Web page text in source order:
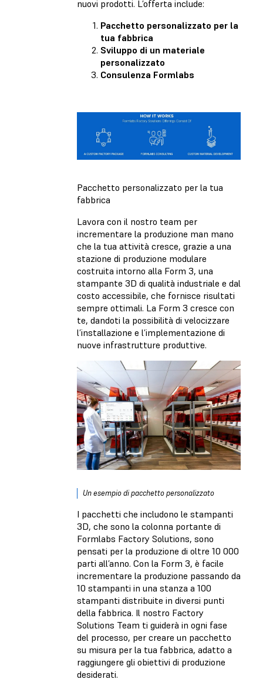
nuovi prodotti. L’offerta include:
Pacchetto personalizzato per la
tua fabbrica
Sviluppo di un materiale
personalizzato
Consulenza Formlabs
Pacchetto personalizzato per la tua
fabbrica
Lavora con il nostro team per
incrementare la produzione man mano
che la tua attività cresce, grazie a una
stazione di produzione modulare
costruita intorno alla Form 3, una
stampante 3D di qualità industriale e dal
costo accessibile, che fornisce risultati
sempre ottimali. La Form 3 cresce con
te, dandoti la possibilità di velocizzare
l’installazione e l’implementazione di
nuove infrastrutture produttive.
Un esempio di pacchetto personalizzato
I pacchetti che includono le stampanti
3D, che sono la colonna portante di
Formlabs Factory Solutions, sono
pensati per la produzione di oltre 10 000
parti all’anno. Con la Form 3, è facile
incrementare la produzione passando da
10 stampanti in una stanza a 100
stampanti distribuite in diversi punti
della fabbrica. Il nostro Factory
Solutions Team ti guiderà in ogni fase
del processo, per creare un pacchetto
su misura per la tua fabbrica, adatto a
raggiungere gli obiettivi di produzione
desiderati.